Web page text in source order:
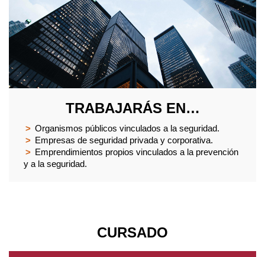
TRABAJARÁS EN…
> Organismos públicos vinculados a la seguridad.
> Empresas de seguridad privada y corporativa.
> Emprendimientos propios vinculados a la prevención
y a la seguridad.
CURSADO